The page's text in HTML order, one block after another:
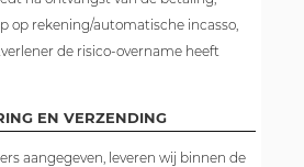
op rekening/automatische incasso,
de risico-overname heeft
EN VERZENDING
aangegeven, leveren wij binnen de